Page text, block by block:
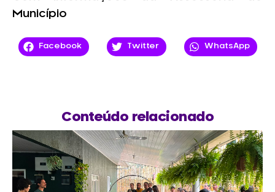
Município
Facebook Twitter WhatsApp
Conteúdo relacionado